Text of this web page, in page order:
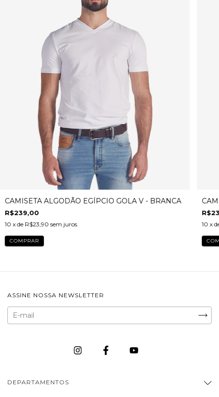
CAMISETA ALGODÃO EGÍPCIO GOLA V - BRANCA
R$239,00
10 x de R$23,90 sem juros
COMPRAR
10 x
ASSINE NOSSA NEWSLETTER
DEPARTAMENTOS